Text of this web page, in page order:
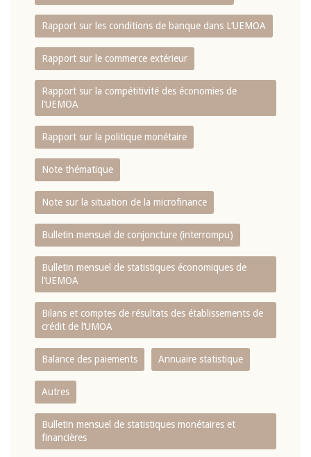
Rapport sur les conditions de banque dans L‘UEMOA
Rapport sur le commerce extérieur
Rapport sur la compétitivité des économies de
l‘UEMOA
Rapport sur la politique monétaire
Note thématique
Note sur la situation de la microfinance
Bulletin mensuel de conjoncture (interrompu)
Bulletin mensuel de statistiques économiques de
l‘UEMOA
Bilans et comptes de résultats des établissements de
crédit de l‘UMOA
Balance des paiements Annuaire statistique
Autres
Bulletin mensuel de statistiques monétaires et
financières